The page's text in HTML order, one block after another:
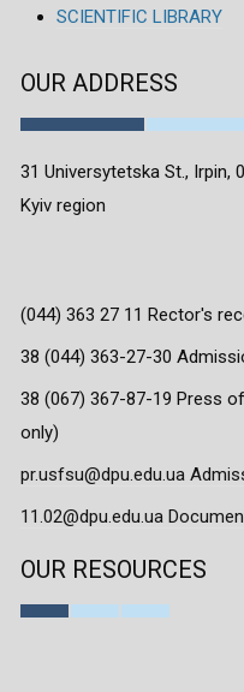
SCIENTIFIC LIBRARY
OUR ADDRESS
31 Universytetska St., Irpin,
Kyiv region
(044) 363 27 11 Rector's
38 (044) 363-27-30
38 (067) 367-87-19 Press
only)
pr.usfsu@dpu.edu.ua
11.02@dpu.edu.ua
OUR RESOURCES